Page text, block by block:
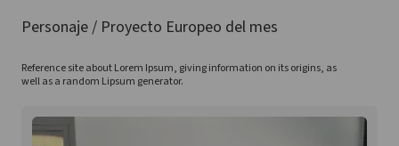
Personaje / Proyecto Europeo del mes
Reference site about Lorem Ipsum, giving information on its origins, as
well as a random Lipsum generator.